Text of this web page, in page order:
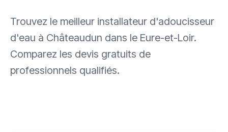
Trouvez le meilleur installateur d'adoucisseur
d'eau à Châteaudun dans le Eure-et-Loir.
Comparez les devis gratuits de
professionnels qualifiés.